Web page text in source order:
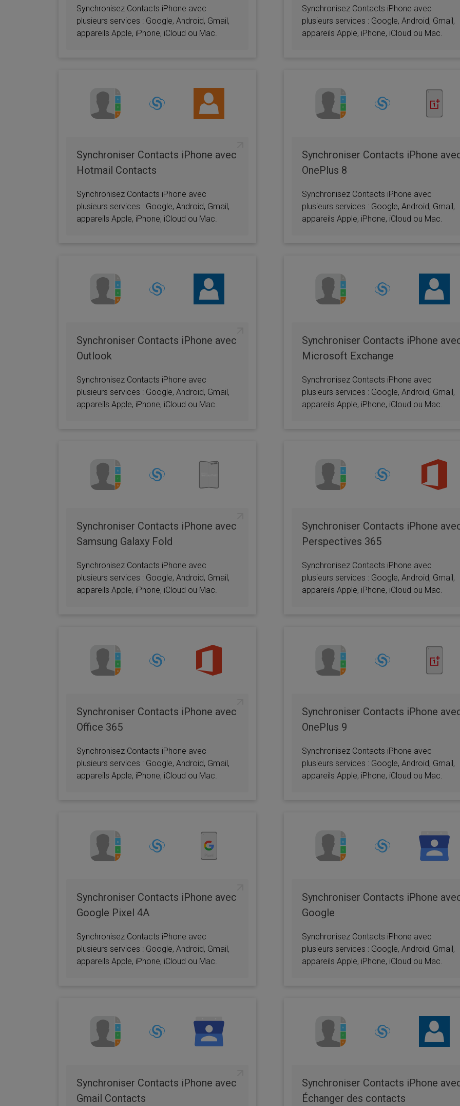
Synchronisez Contacts iPhone avec
plusieurs services : Google, Android, Gmail,
appareils Apple, iPhone, iCloud ou Mac.
Synchronisez Contacts iPhone avec
plusieurs services : Google, Android, Gmail,
appareils Apple, iPhone, iCloud ou Mac.
Synchroniser Contacts iPhone avec
Hotmail Contacts
Synchronisez Contacts iPhone avec
plusieurs services : Google, Android, Gmail,
appareils Apple, iPhone, iCloud ou Mac.
Synchroniser Contacts iPhone
OnePlus 8
Synchronisez Contacts iPhone avec
plusieurs services : Google, Android, Gmail,
appareils Apple, iPhone, iCloud ou Mac.
Synchroniser Contacts iPhone avec
Outlook
Synchronisez Contacts iPhone avec
plusieurs services : Google, Android, Gmail,
appareils Apple, iPhone, iCloud ou Mac.
Synchroniser Contacts iPhone
Microsoft Exchange
Synchronisez Contacts iPhone avec
plusieurs services : Google, Android, Gmail,
appareils Apple, iPhone, iCloud ou Mac.
Synchroniser Contacts iPhone avec
Samsung Galaxy Fold
Synchronisez Contacts iPhone avec
plusieurs services : Google, Android, Gmail,
appareils Apple, iPhone, iCloud ou Mac.
Synchroniser Contacts iPhone
Perspectives 365
Synchronisez Contacts iPhone avec
plusieurs services : Google, Android, Gmail,
appareils Apple, iPhone, iCloud ou Mac.
Synchroniser Contacts iPhone avec
Office 365
Synchronisez Contacts iPhone avec
plusieurs services : Google, Android, Gmail,
appareils Apple, iPhone, iCloud ou Mac.
Synchroniser Contacts iPhone
OnePlus 9
Synchronisez Contacts iPhone avec
plusieurs services : Google, Android, Gmail,
appareils Apple, iPhone, iCloud ou Mac.
Synchroniser Contacts iPhone avec
Google Pixel 4A
Synchronisez Contacts iPhone avec
plusieurs services : Google, Android, Gmail,
appareils Apple, iPhone, iCloud ou Mac.
Synchroniser Contacts iPhone
Google
Synchronisez Contacts iPhone avec
plusieurs services : Google, Android, Gmail,
appareils Apple, iPhone, iCloud ou Mac.
Synchroniser Contacts iPhone avec
Gmail Contacts
Synchroniser Contacts iPhone
Échanger des contacts